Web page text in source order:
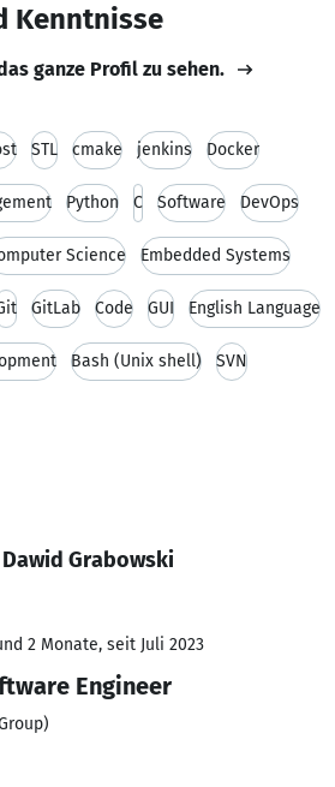
Kenntnisse
ganze Profil zu sehen.
STL cmake jenkins Docker
Python C Software DevOps
Science Embedded Systems
GitLab Code GUI English Language
Bash (Unix shell) SVN
Grabowski
2 Monate, seit Juli 2023
Engineer